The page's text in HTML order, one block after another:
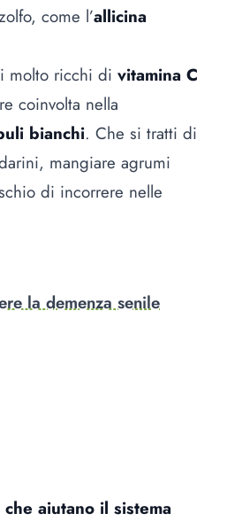
come l’allicina
molto ricchi di vitamina C
coinvolta nella
bianchi. Che si tratti di
mangiare agrumi
di incorrere nelle
la demenza senile
aiutano il sistema